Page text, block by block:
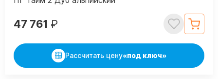
47 761 ₽
Рассчитать цену«под ключ»